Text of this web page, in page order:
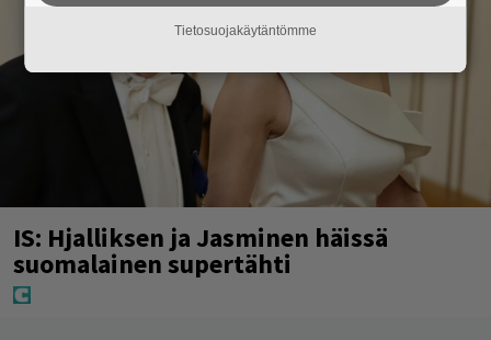
IS: Hjalliksen ja Jasminen häissä
suomalainen supertähti
Tietosuojakäytäntömme